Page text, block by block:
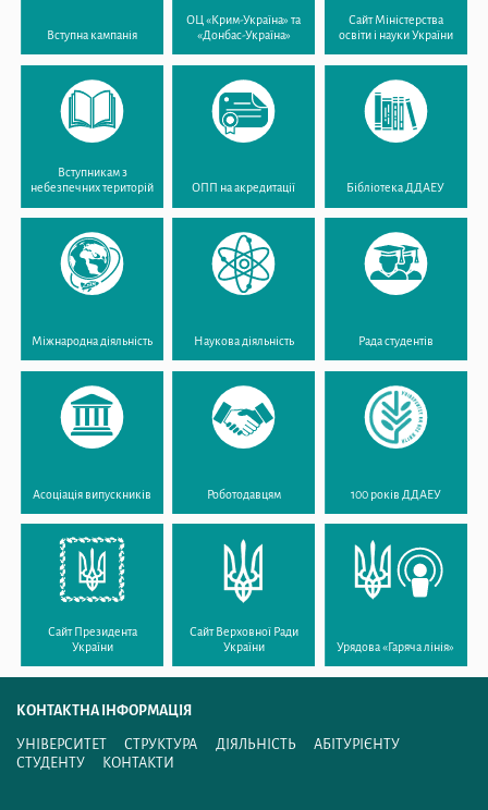
Вступна кампанія
ОЦ «Крим-Україна» та
«Донбас-Україна»
Сайт Міністерства
освіти і науки України
Вступникам з
небезпечних територій
ОПП на акредитації Бібліотека ДДАЕУ
Міжнародна діяльність Наукова діяльність Рада студентів
Асоціація випускників Роботодавцям 100 років ДДАЕУ
Сайт Президента
України
Сайт Верховної Ради
України
Урядова «Гаряча лінія»
КОНТАКТНА ІНФОРМАЦІЯ
УНІВЕРСИТЕТ СТРУКТУРА ДІЯЛЬНІСТЬ
АБІТУРІЄНТУ
СТУДЕНТУ
КОНТАКТИ